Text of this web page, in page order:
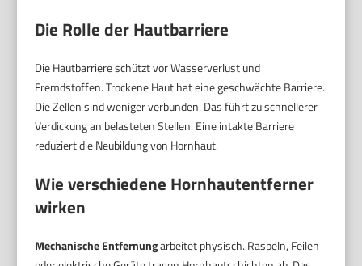
Die Rolle der Hautbarriere
Die Hautbarriere schützt vor Wasserverlust und
Fremdstoffen. Trockene Haut hat eine geschwächte Barriere.
Die Zellen sind weniger verbunden. Das führt zu schnellerer
Verdickung an belasteten Stellen. Eine intakte Barriere
reduziert die Neubildung von Hornhaut.
Wie verschiedene Hornhautentferner
wirken
Mechanische Entfernungarbeitet physisch. Raspeln, Feilen